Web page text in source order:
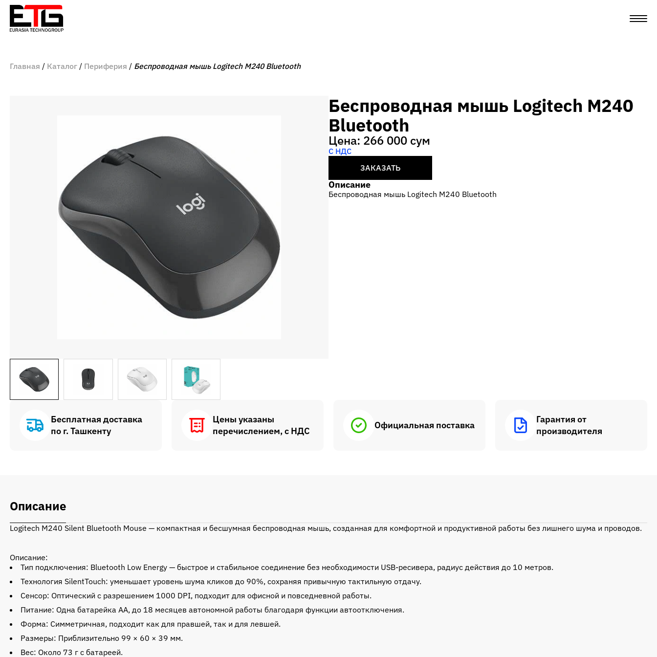
Главная Каталог Периферия Беспроводная мышь Logitech M240 Bluetooth
Беспроводная мышь Logitech M240
Bluetooth
Цена: 266 000 сум
С НДС
ЗАКАЗАТЬ
Описание
Беспроводная мышь Logitech M240 Bluetooth
Бесплатная доставка
по г. Ташкенту
Цены указаны
перечислением, с НДС
Официальная поставка
Гарантия от
производителя
Описание
Logitech M240 Silent Bluetooth Mouse — компактная и бесшумная беспроводная мышь, созданная для комфортной и продуктивной работы без лишнего шума и проводов.
Описание:
Тип подключения: Bluetooth Low Energy — быстрое и стабильное соединение без необходимости USB-ресивера, радиус действия до 10 метров.
Технология SilentTouch: уменьшает уровень шума кликов до 90%, сохраняя привычную тактильную отдачу.
Сенсор: Оптический с разрешением 1000 DPI, подходит для офисной и повседневной работы.
Питание: Одна батарейка AA, до 18 месяцев автономной работы благодаря функции автоотключения.
Форма: Симметричная, подходит как для правшей, так и для левшей.
Размеры: Приблизительно 99 × 60 × 39 мм.
Вес: Около 73 г с батареей.